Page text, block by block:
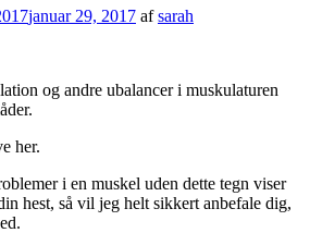
januar 29, 2017 afsarah
og andre ubalancer i muskulaturen
her.
i en muskel uden dette tegn viser
hest, så vil jeg helt sikkert anbefale dig,